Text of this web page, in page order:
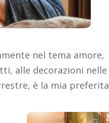
nel tema amore,
alle decorazioni nelle
è la mia